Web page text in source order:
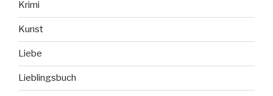
Krimi
Kunst
Liebe
Lieblingsbuch